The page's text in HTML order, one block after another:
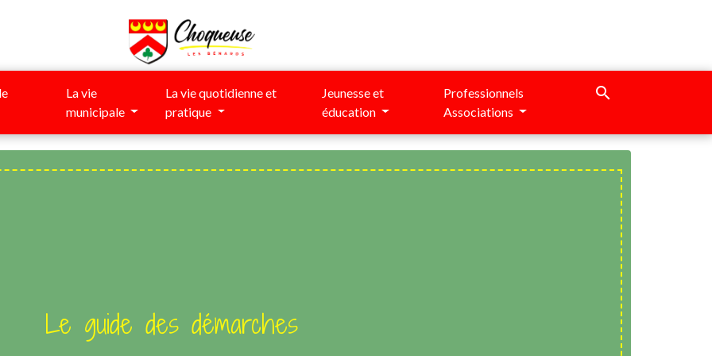
La vie
municipale
La vie quotidienne et
pratique
Jeunesse et
éducation
Professionnels
Associations
search
Le guide des démarches